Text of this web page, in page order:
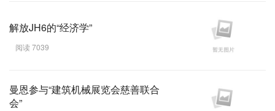
解放JH6的“经济学”
阅读 7039
曼恩参与“建筑机械展览会慈善联合
会”